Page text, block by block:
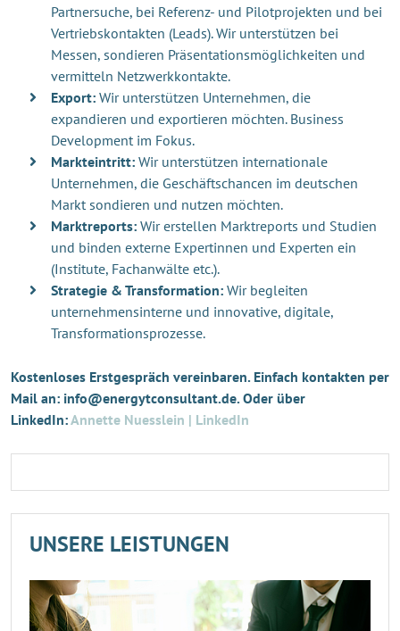
Partnersuche, bei Referenz- und Pilotprojekten und bei
Vertriebskontakten (Leads). Wir unterstützen bei
Messen, sondieren Präsentationsmöglichkeiten und
vermitteln Netzwerkkontakte.
Export: Wir unterstützen Unternehmen, die
expandieren und exportieren möchten. Business
Development im Fokus.
Markteintritt: Wir unterstützen internationale
Unternehmen, die Geschäftschancen im deutschen
Markt sondieren und nutzen möchten.
Marktreports: Wir erstellen Marktreports und Studien
und binden externe Expertinnen und Experten ein
(Institute, Fachanwälte etc.).
Strategie & Transformation: Wir begleiten
unternehmensinterne und innovative, digitale,
Transformationsprozesse.
Kostenloses Erstgespräch vereinbaren. Einfach kontakten per
Mail an: info@energytconsultant.de. Oder über
LinkedIn:Annette Nuesslein | LinkedIn
UNSERE LEISTUNGEN